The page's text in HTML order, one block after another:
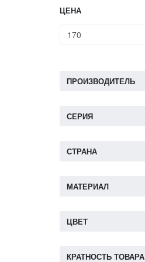
ЦЕНА
ПРОИЗВОДИТЕЛЬ
СЕРИЯ
СТРАНА
МАТЕРИАЛ
ЦВЕТ
КРАТНОСТЬ ТОВАРА